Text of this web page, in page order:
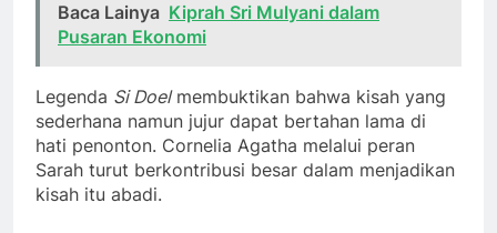
Baca Lainya Kiprah Sri Mulyani dalam
Pusaran Ekonomi
Legenda Si Doelmembuktikan bahwa kisah yang
sederhana namun jujur dapat bertahan lama di
hati penonton. Cornelia Agatha melalui peran
Sarah turut berkontribusi besar dalam menjadikan
kisah itu abadi.